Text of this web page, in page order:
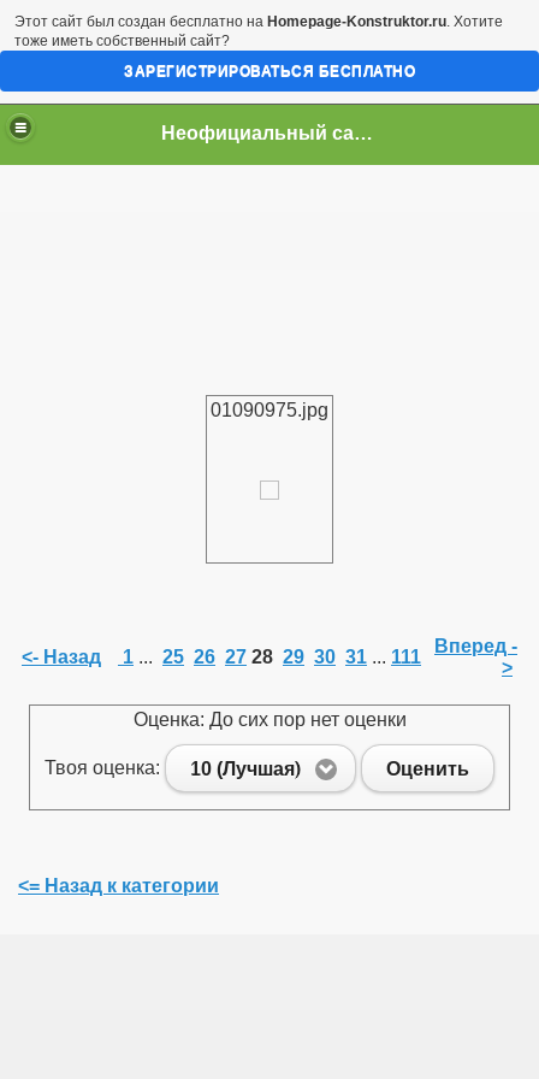
Неофициальный сайт город Арциз
01090975.jpg
<- Назад 1 ... 25 26 27 28 29 30 31 ... 111
Вперед -
>
Оценка: До сих пор нет оценки
Твоя оценка: 10 (Лучшая) Оценить
<= Назад к категории
Этот сайт был создан бесплатно на Homepage-Konstruktor.ru. Хотите
тоже иметь собственный сайт?
ЗАРЕГИСТРИРОВАТЬСЯ БЕСПЛАТНО